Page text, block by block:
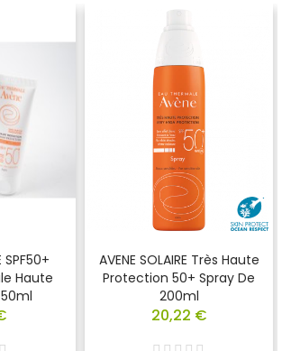
SPF50+
Haute
AVENE SOLAIRE Très Haute
Protection 50+ Spray De
200ml
20,22 €